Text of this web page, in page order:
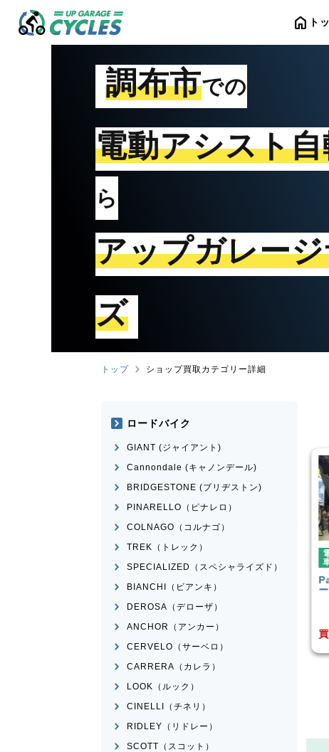
home ト
調布市での
電動アシスト
ら
アップガレー
ズ
トップ ショップ買取カテゴリー詳細
27,500
電動自転車・電動アシスト自転
車
ームR・EX
買取価格
ロードバイク
GIANT (ジャイアント)
Cannondale (キャノンデール)
BRIDGESTONE (ブリヂストン)
PINARELLO（ピナレロ）
COLNAGO（コルナゴ）
TREK（トレック）
SPECIALIZED（スペシャライズド）
BIANCHI（ビアンキ）
DEROSA（デローザ）
ANCHOR（アンカー）
CERVELO（サーベロ）
CARRERA（カレラ）
LOOK（ルック）
CINELLI（チネリ）
RIDLEY（リドレー）
SCOTT（スコット）